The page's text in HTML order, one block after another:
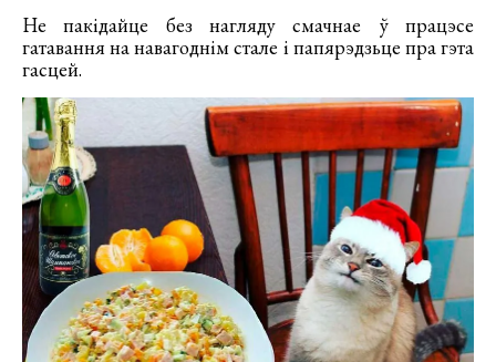
Не пакідайце без нагляду смачнае ў працэсе
гатавання на навагоднім стале і папярэдзьце пра гэта
гасцей.